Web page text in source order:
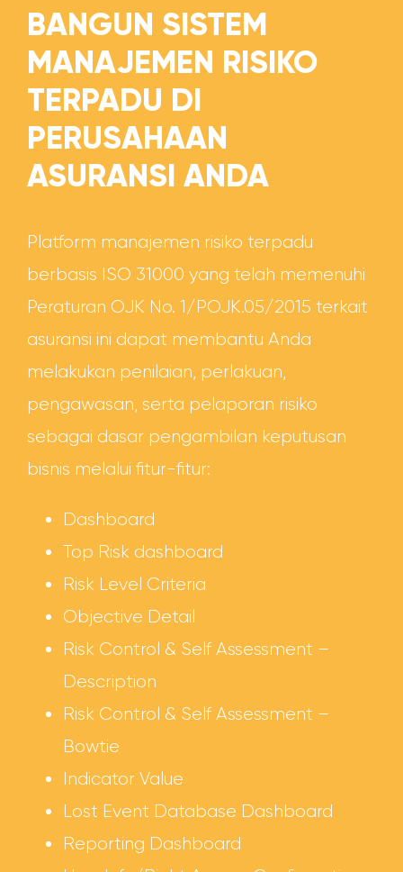
BANGUN SISTEM
MANAJEMEN RISIKO
TERPADU DI
PERUSAHAAN
ASURANSI ANDA
Platform manajemen risiko terpadu
berbasis ISO 31000 yang telah memenuhi
Peraturan OJK No. 1/POJK.05/2015 terkait
asuransi ini dapat membantu Anda
melakukan penilaian, perlakuan,
pengawasan, serta pelaporan risiko
sebagai dasar pengambilan keputusan
bisnis melalui fitur-fitur:
Dashboard
Top Risk dashboard
Risk Level Criteria
Objective Detail
Risk Control & Self Assessment –
Description
Risk Control & Self Assessment –
Bowtie
Indicator Value
Lost Event Database Dashboard
Reporting Dashboard